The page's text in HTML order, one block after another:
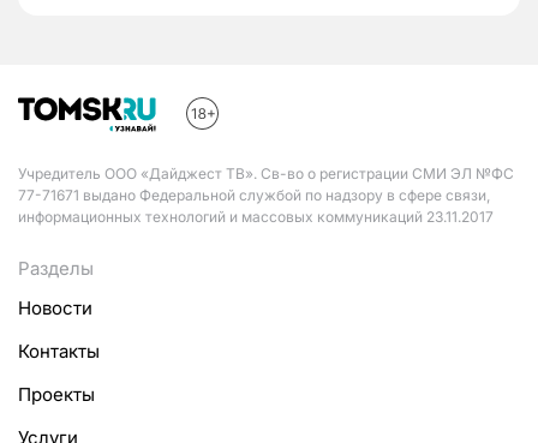
Учредитель ООО «Дайджест ТВ». Св-во о регистрации СМИ ЭЛ №ФС
77-71671 выдано Федеральной службой по надзору в сфере связи,
информационных технологий и массовых коммуникаций 23.11.2017
Разделы
Новости
Контакты
Проекты
Услуги